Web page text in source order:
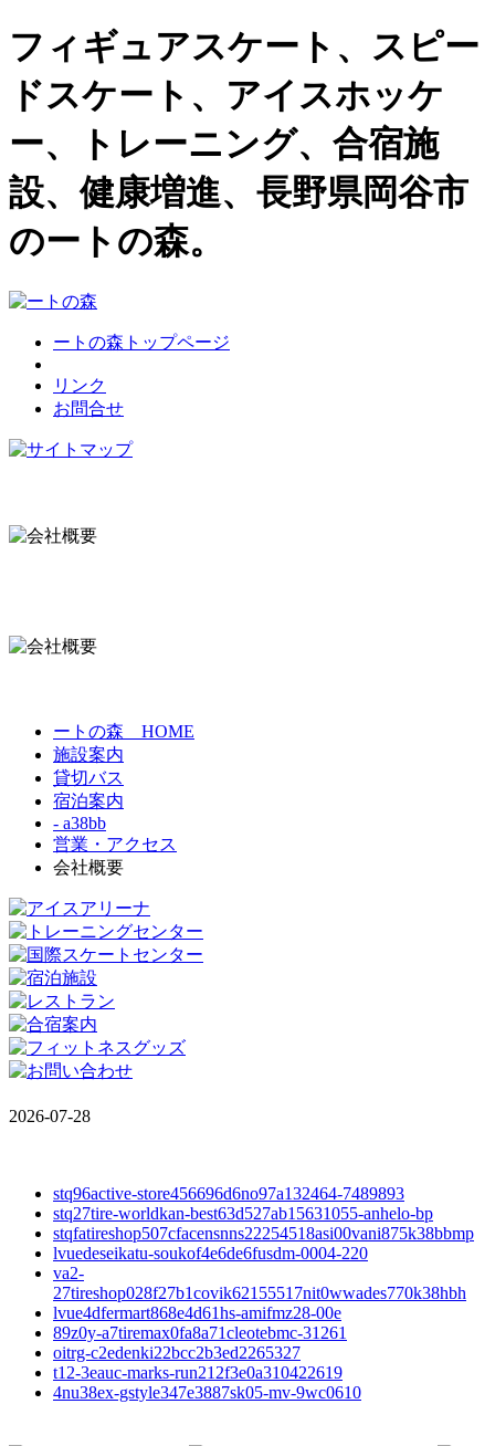
フィギュアスケート、スピー
ドスケート、アイスホッケ
ー、トレーニング、合宿施
設、健康増進、長野県岡谷市
のートの森。
ートの森トップページ
リンク
お問合せ
ートの森 HOME
施設案内
貸切バス
宿泊案内
- a38bb
営業・アクセス
会社概要
2026-07-28
stq96active-store456696d6no97a132464-7489893
stq27tire-worldkan-best63d527ab15631055-anhelo-bp
stqfatireshop507cfacensnns22254518asi00vani875k38bbmp
lvuedeseikatu-soukof4e6de6fusdm-0004-220
va2-
27tireshop028f27b1covik62155517nit0wwades770k38hbh
lvue4dfermart868e4d61hs-amifmz28-00e
89z0y-a7tiremax0fa8a71cleotebmc-31261
oitrg-c2edenki22bcc2b3ed2265327
t12-3eauc-marks-run212f3e0a310422619
4nu38ex-gstyle347e3887sk05-mv-9wc0610